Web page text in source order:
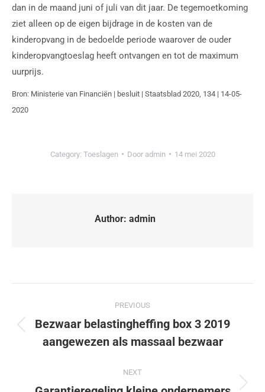
dan in de maand juni of juli van dit jaar. De tegemoetkoming
ziet alleen op de eigen bijdrage in de kosten van de
kinderopvang in de bedoelde periode waarover de ouder
kinderopvangtoeslag heeft ontvangen en tot de maximum
uurprijs.
Bron: Ministerie van Financiën | besluit | Staatsblad 2020, 134 | 14-05-
2020
Category: Toeslagen Door admin 14 mei 2020
Author: admin
PREVIOUS
Bezwaar belastingheffing box 3 2019
aangewezen als massaal bezwaar
NEXT